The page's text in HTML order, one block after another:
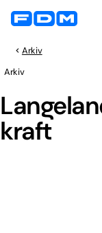
Arkiv
kraft
Arkiv